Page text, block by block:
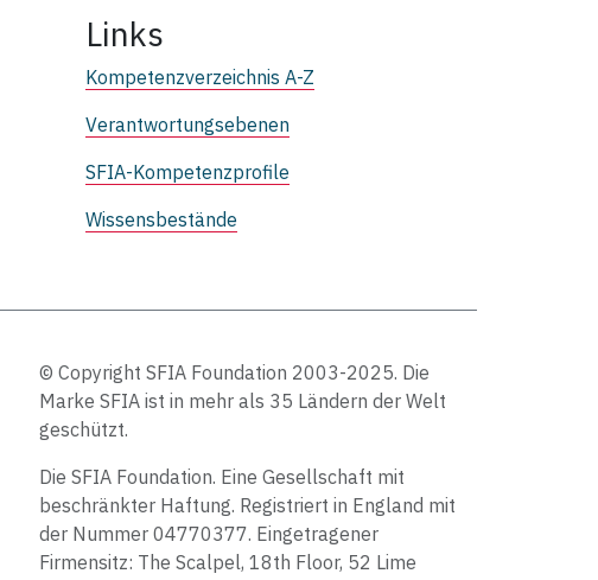
Links
Kompetenzverzeichnis A-Z
Verantwortungsebenen
SFIA-Kompetenzprofile
Wissensbestände
© Copyright SFIA Foundation 2003-2025. Die
Marke SFIA ist in mehr als 35 Ländern der Welt
geschützt.
Die SFIA Foundation. Eine Gesellschaft mit
beschränkter Haftung. Registriert in England mit
der Nummer 04770377. Eingetragener
Firmensitz: The Scalpel, 18th Floor, 52 Lime